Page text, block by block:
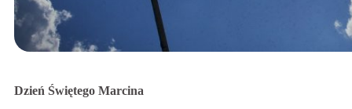
Dzień Świętego Marcina